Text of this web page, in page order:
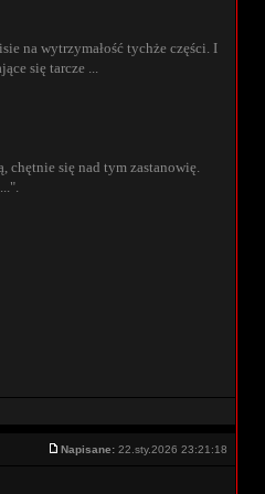
na wytrzymałość tychże części. I
się tarcze ...
chętnie się nad tym zastanowię.
Napisane: 22.sty.2026 23:21:18